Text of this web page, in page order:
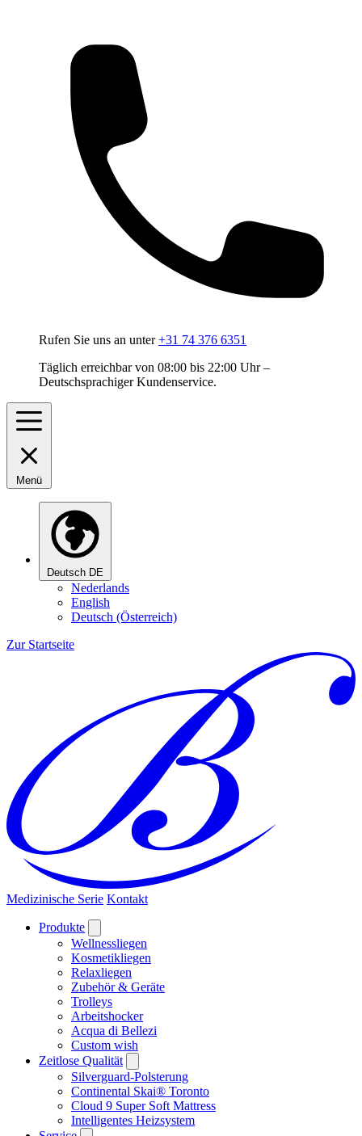
Rufen Sie uns an unter +31 74 376 6351
Täglich erreichbar von 08:00 bis 22:00 Uhr –
Deutschsprachiger Kundenservice.
Menü
Deutsch DE
Nederlands
English
Deutsch (Österreich)
Zur Startseite
Medizinische Serie Kontakt
Produkte
Wellnessliegen
Kosmetikliegen
Relaxliegen
Zubehör & Geräte
Trolleys
Arbeitshocker
Acqua di Bellezi
Custom wish
Zeitlose Qualität
Silverguard-Polsterung
Continental Skai® Toronto
Cloud 9 Super Soft Mattress
Intelligentes Heizsystem